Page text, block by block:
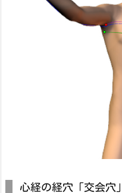
心経の経穴「交会穴」